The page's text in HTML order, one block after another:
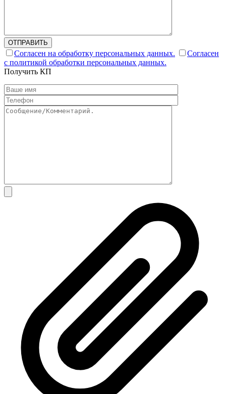
ОТПРАВИТЬ
Согласен на обработку персональных данных.
Согласен
с политикой обработки персональных данных.
Получить КП